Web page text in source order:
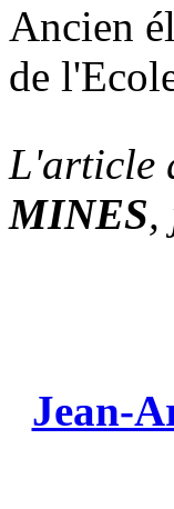
Ancien
de
L'article
MINES,
Jean-